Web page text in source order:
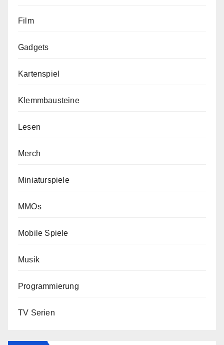
Film
Gadgets
Kartenspiel
Klemmbausteine
Lesen
Merch
Miniaturspiele
MMOs
Mobile Spiele
Musik
Programmierung
TV Serien